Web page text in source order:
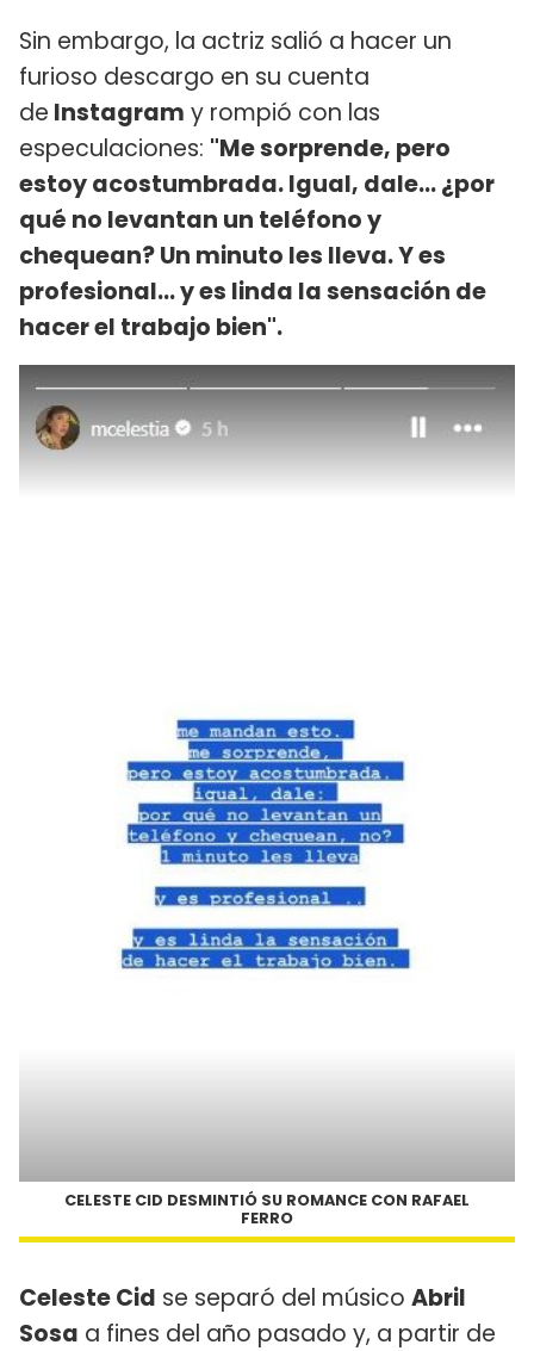
Sin embargo, la actriz salió a hacer un
furioso descargo en su cuenta
de Instagram y rompió con las
especulaciones: "Me sorprende, pero
estoy acostumbrada. Igual, dale... ¿por
qué no levantan un teléfono y
chequean? Un minuto les lleva. Y es
profesional... y es linda la sensación de
hacer el trabajo bien".
CELESTE CID DESMINTIÓ SU ROMANCE CON RAFAEL
FERRO
Celeste Cid se separó del músico Abril
Sosa a fines del año pasado y, a partir de